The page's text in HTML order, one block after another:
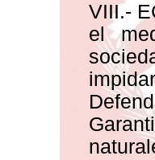
VIII.-
el